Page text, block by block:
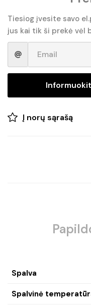
Tiesiog įvesite savo
jus kai tik ši prekė vėl
Į norų sąrašą
Spalva
Spalvinė